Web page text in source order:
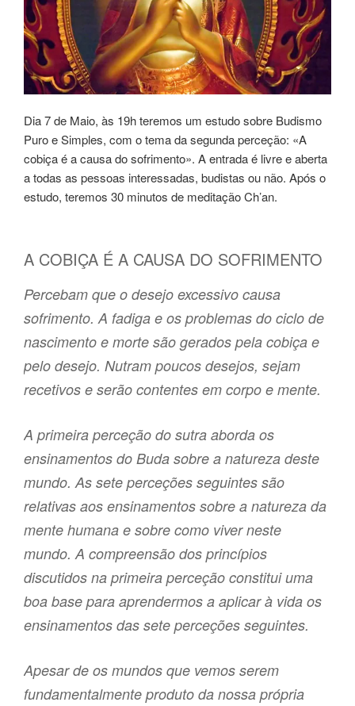
Dia 7 de Maio, às 19h teremos um estudo sobre Budismo
Puro e Simples, com o tema da segunda perceção: «A
cobiça é a causa do sofrimento». A entrada é livre e aberta
a todas as pessoas interessadas, budistas ou não. Após o
estudo, teremos 30 minutos de meditação Ch’an.
A COBIÇA É A CAUSA DO SOFRIMENTO
Percebam que o desejo excessivo causa
sofrimento. A fadiga e os problemas do ciclo de
nascimento e morte são gerados pela cobiça e
pelo desejo. Nutram poucos desejos, sejam
recetivos e serão contentes em corpo e mente.
A primeira perceção do sutra aborda os
ensinamentos do Buda sobre a natureza deste
mundo. As sete perceções seguintes são
relativas aos ensinamentos sobre a natureza da
mente humana e sobre como viver neste
mundo. A compreensão dos princípios
discutidos na primeira perceção constitui uma
boa base para aprendermos a aplicar à vida os
ensinamentos das sete perceções seguintes.
Apesar de os mundos que vemos serem
fundamentalmente produto da nossa própria